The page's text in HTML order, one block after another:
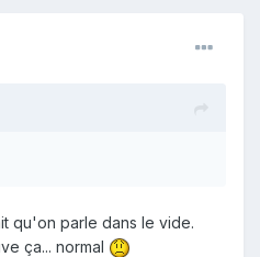
qu'on parle dans le vide.
ça... normal